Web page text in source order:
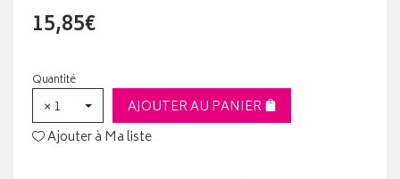
15,85€
Quantité
× 1
AJOUTER AU PANIER
Ajouter à Ma liste